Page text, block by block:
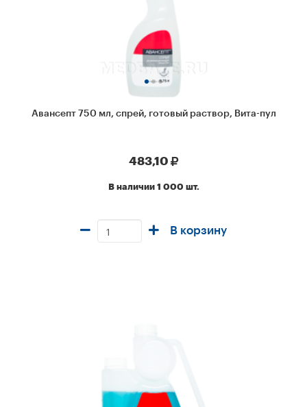
Авансепт 750 мл, спрей, готовый раствор, Вита-пул
483,10
В наличии 1 000 шт.
В корзину